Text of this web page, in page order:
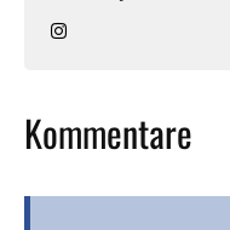
Kommentare